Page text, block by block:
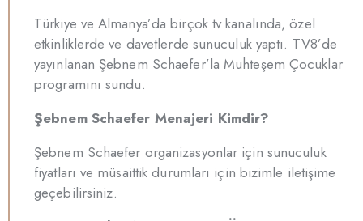
Türkiye ve Almanya’da birçok tv kanalında, özel
etkinliklerde ve davetlerde sunuculuk yaptı. TV8’de
yayınlanan Şebnem Schaefer’la Muhteşem Çocuklar
programını sundu.
Şebnem Schaefer Menajeri Kimdir?
Şebnem Schaefer organizasyonlar için sunuculuk
fiyatları ve müsaittik durumları için bizimle iletişime
geçebilirsiniz.